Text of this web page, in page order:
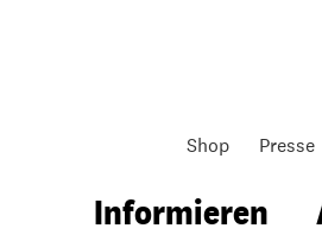
Shop Presse
Informieren